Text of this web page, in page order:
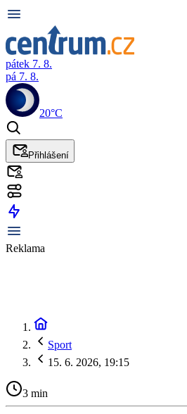
pátek 7. 8.
pá 7. 8.
20°C
Přihlášení
Reklama
Sport
15. 6. 2026, 19:15
3 min